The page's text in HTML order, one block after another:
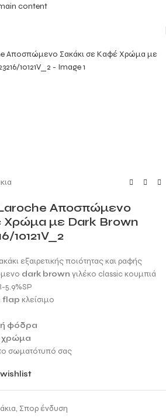
content
Αποσπώμενο
Χρώμα με Dark Brown
10121V_2
εξαιρετικής ποιότητας και ραφής
dark brown γιλέκο classic κουμπιά
5.9%SP
flap κλείσιμο
φόδρα
χρώμα
σωματότυπό σας
, Σπορ ένδυση